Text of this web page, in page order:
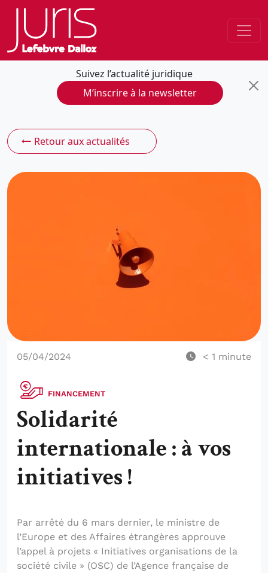
Suivez l’actualité juridique
M’inscrire à la newsletter
Retour aux actualités
05/04/2024 < 1 minute
FINANCEMENT
Solidarité
internationale : à vos
initiatives !
Par arrêté du 6 mars dernier, le ministre de
l’Europe et des Affaires étrangères approuve
l’appel à projets « Initiatives organisations de la
société civile » (OSC) de l’Agence française de